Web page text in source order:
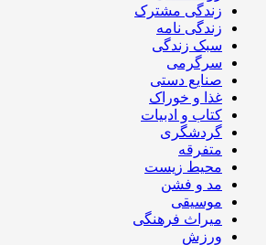
زندگی مشترک
زندگی نامه
سبک زندگی
سرگرمی
صنایع دستی
غذا و خوراک
کتاب و ادبیات
گردشگری
متفرقه
محیط زیست
مد و فشن
موسیقی
میراث فرهنگی
ورزش